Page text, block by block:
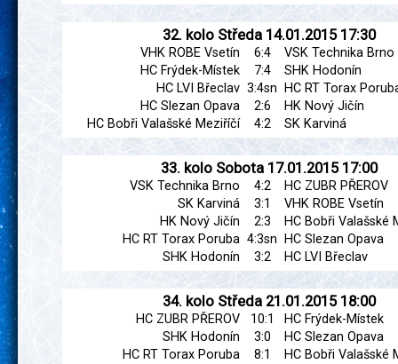
32. kolo Středa 14.01.2015 17:30
VHK ROBE Vsetín 6:4
VSK Technika Brno
HC Frýdek-Místek
7:4
SHK Hodonín
HC LVI Břeclav 3:4sn
HC RT Torax
HC Slezan Opava
2:6
HK Nový Jičín
HC Bobři Valašské Meziříčí
4:2 SK Karviná
33. kolo Sobota 17.01.2015 17:00
VSK Technika Brno 4:2
HC ZUBR PŘEROV
SK Karviná
3:1
VHK ROBE Vsetín
HK Nový Jičín
2:3
HC Bobři Valašské
HC RT Torax Poruba 4:3sn
HC Slezan Opava
SHK Hodonín
3:2 HC LVI Břeclav
34. kolo Středa 21.01.2015 18:00
HC ZUBR PŘEROV 10:1
HC Frýdek-Místek
SHK Hodonín
3:0
HC Slezan Opava
HC RT Torax Poruba
8:1
HC Bobři Valašské